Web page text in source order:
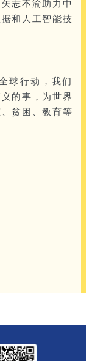
志不渝助力中
和人工智能技
球行动，我们
的事，为世界
贫困、教育等